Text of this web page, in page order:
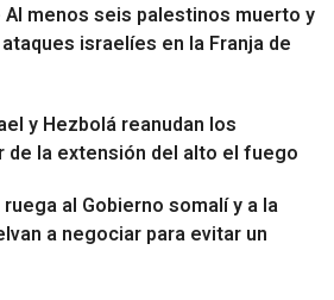
Al menos seis palestinos muerto y
israelíes en la Franja de
y Hezbolá reanudan los
de la extensión del alto el fuego
al Gobierno somalí y a la
a negociar para evitar un